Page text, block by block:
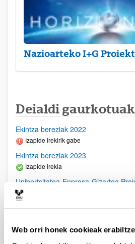
Web orri honek cookieak
Nazioarteko I+G
Deialdi gaurkotuak
Ekintza bereziak 2022
Izapide irekirik gabe
Ekintza bereziak 2023
Izapide irekia
Unibertsitatea-Enpresa-Gizartea
2023/11/16- Behin betiko ebazpena
2023/09/22 Emandako eta ukatutako
Ebazpena argitaratu egin da2023/07/14